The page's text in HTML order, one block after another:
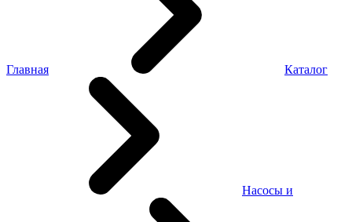
Главная Каталог
Насосы и